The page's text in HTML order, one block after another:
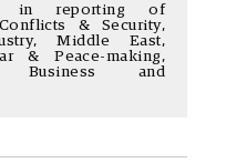
in reporting of
& Security,
Middle East,
& Peace-making,
Business and